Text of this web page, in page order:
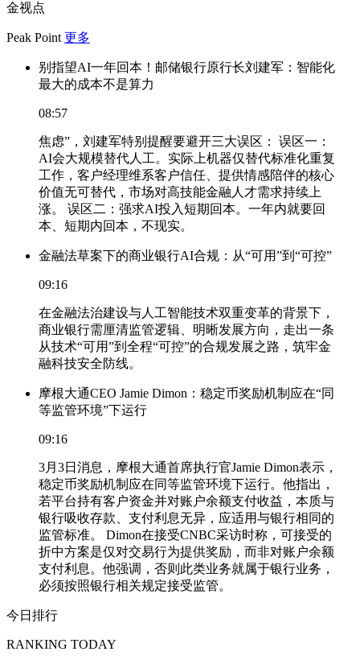
金视点
Peak Point 更多
别指望AI一年回本！邮储银行原行长刘建军：智能化
最大的成本不是算力
08:57
焦虑”，刘建军特别提醒要避开三大误区： 误区一：
AI会大规模替代人工。实际上机器仅替代标准化重复
工作，客户经理维系客户信任、提供情感陪伴的核心
价值无可替代，市场对高技能金融人才需求持续上
涨。 误区二：强求AI投入短期回本。一年内就要回
本、短期内回本，不现实。
金融法草案下的商业银行AI合规：从“可用”到“可控”
09:16
在金融法治建设与人工智能技术双重变革的背景下，
商业银行需厘清监管逻辑、明晰发展方向，走出一条
从技术“可用”到全程“可控”的合规发展之路，筑牢金
融科技安全防线。
摩根大通CEO Jamie Dimon：稳定币奖励机制应在“同
等监管环境”下运行
09:16
3月3日消息，摩根大通首席执行官Jamie Dimon表示，
稳定币奖励机制应在同等监管环境下运行。他指出，
若平台持有客户资金并对账户余额支付收益，本质与
银行吸收存款、支付利息无异，应适用与银行相同的
监管标准。 Dimon在接受CNBC采访时称，可接受的
折中方案是仅对交易行为提供奖励，而非对账户余额
支付利息。他强调，否则此类业务就属于银行业务，
必须按照银行相关规定接受监管。
今日排行
RANKING TODAY